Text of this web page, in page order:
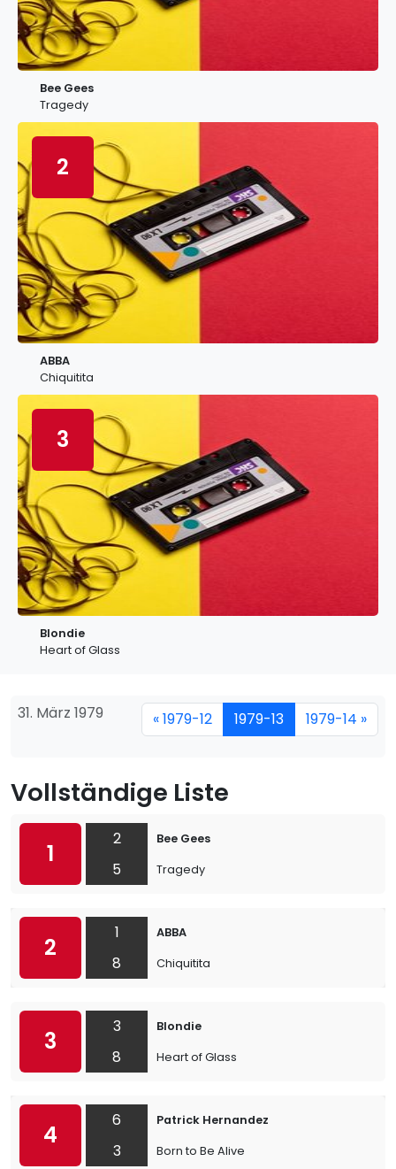
Bee Gees
Tragedy
2
ABBA
Chiquitita
3
Blondie
Heart of Glass
31. März 1979 « 1979-12 1979-13 1979-14 »
Vollständige Liste
1
2
5
Bee Gees
Tragedy
2
1
8
ABBA
Chiquitita
3
3
8
Blondie
Heart of Glass
4
6
3
Patrick Hernandez
Born to Be Alive